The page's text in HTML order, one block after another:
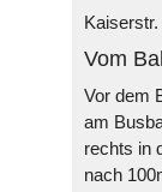
Vom
Vor dem
am
rechts in
nach